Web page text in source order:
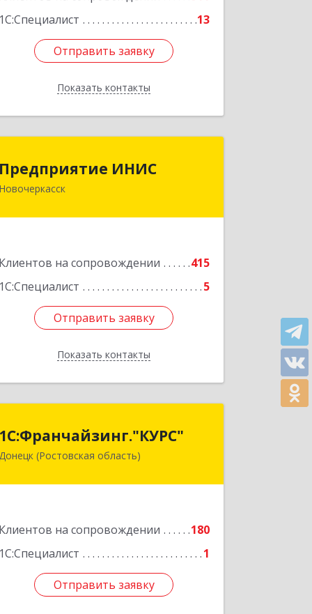
1С:Специалист
13
Отправить заявку
Показать контакты
Отправить заявку
Назад
Предприятие ИНИС
Новочеркасск
Клиентов на сопровождении
415
1С:Специалист
5
Отправить заявку
Показать контакты
346430, Ростовская обл, Новочеркасск
Отправить заявку
Назад
1С:Франчайзинг."КУРС"
Донецк (Ростовская область)
Клиентов на сопровождении
180
1С:Специалист
1
Отправить заявку
1С:Франчайзинг."КУРС"
346330, Ростовская обл, Донецк г,
Отправить заявку